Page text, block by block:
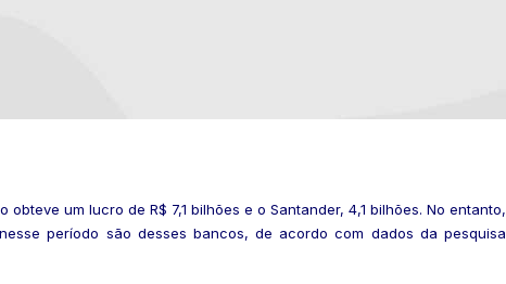
um lucro de R$ 7,1 bilhões e o Santander, 4,1 bilhões. No entanto,
período são desses bancos, de acordo com dados da pesquisa